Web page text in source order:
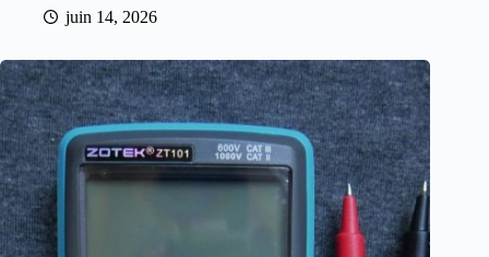
juin 14, 2026